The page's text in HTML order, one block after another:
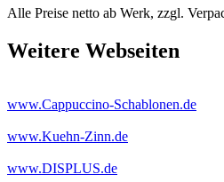
Alle Preise netto ab Werk, zzgl.
Weitere Webseiten
www.Cappuccino-Schablonen.de
www.Kuehn-Zinn.de
www.DISPLUS.de